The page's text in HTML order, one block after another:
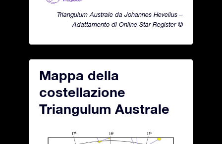
Triangulum Australe da Johannes Hevelius –
Adattamento di Online Star Register ©
Mappa della
costellazione
Triangulum Australe